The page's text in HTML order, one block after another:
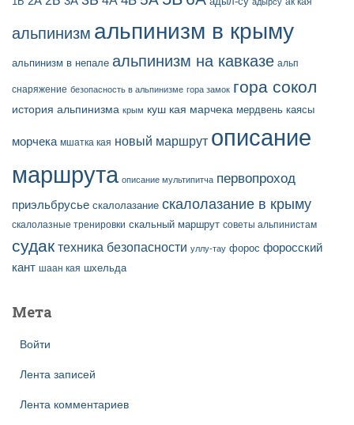
адырсу
альпинизм альпинизм в крыму
альпинизм в непале альпинизм на кавказе альп
снаряжение безопасность в альпинизме гора замок гора сокол
история альпинизма крым куш кая марчека мердвень каясы
морчека мшатка кая новый маршрут описание
маршрута описание мультипитча первопроход
приэльбрусье скалолазание скалолазание в крыму
скалолазные тренировки скальный маршрут советы альпинистам
судак техника безопасности уллу-тау форос форосский
кант шаан кая шхельда
Мета
Войти
Лента записей
Лента комментариев